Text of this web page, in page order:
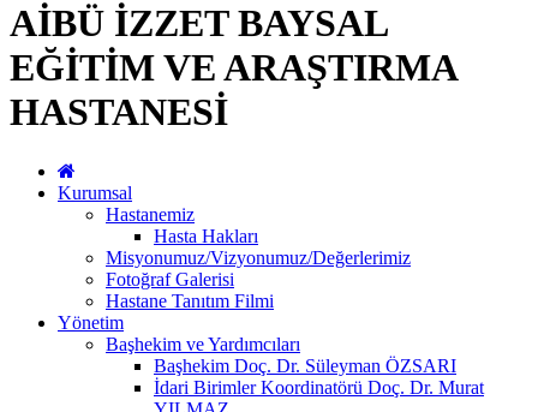
AİBÜ İZZET BAYSAL
EĞİTİM VE ARAŞTIRMA
HASTANESİ
Kurumsal
Hastanemiz
Hasta Hakları
Misyonumuz/Vizyonumuz/Değerlerimiz
Fotoğraf Galerisi
Hastane Tanıtım Filmi
Yönetim
Başhekim ve Yardımcıları
Başhekim Doç. Dr. Süleyman ÖZSARI
İdari Birimler Koordinatörü Doç. Dr. Murat